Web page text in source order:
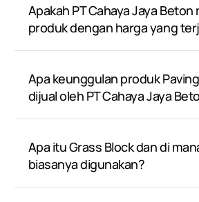
Apakah PT Cahaya Jaya Beton
produk dengan harga yang
Apa keunggulan produk
dijual oleh PT Cahaya Jaya
Apa itu Grass Block dan di
biasanya digunakan?